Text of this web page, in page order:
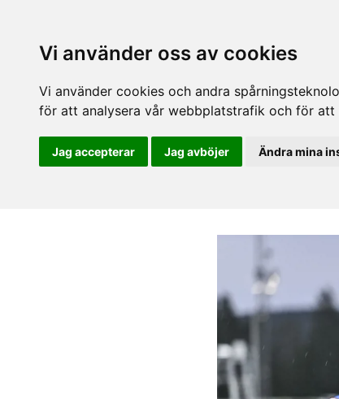
Vi använder oss av cookies
Vi använder cookies och andra
för att analysera vår webbplatstrafik och för
Jag accepterar Jag avböjer Ändra mina